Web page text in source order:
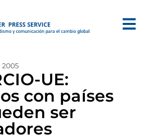
2005
UE:
con países
ser